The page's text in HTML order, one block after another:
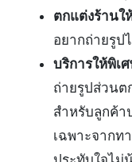
ตกแต่งร้านใ
อยากถ่ายรูป
บริการให้พิเ
ถ่ายรูปส่วนต
สำหรับลูกค้า
เฉพาะจากท